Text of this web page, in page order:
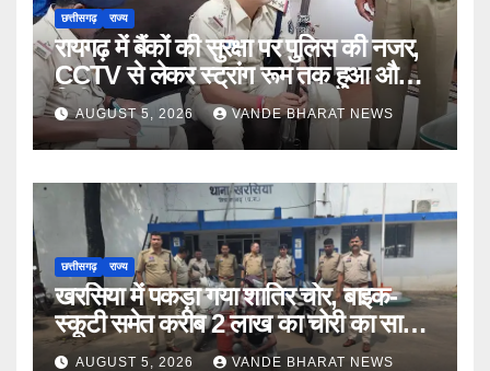
छत्तीसगढ़ राज्य
रायगढ़ में बैंकों की सुरक्षा पर पुलिस की नजर,
CCTV से लेकर स्ट्रांग रूम तक हुआ औचक
निरीक्षण
AUGUST 5, 2026 VANDE BHARAT NEWS
छत्तीसगढ़ राज्य
खरसिया में पकड़ा गया शातिर चोर, बाइक-
स्कूटी समेत करीब 2 लाख का चोरी का सामान
बरामद
AUGUST 5, 2026 VANDE BHARAT NEWS